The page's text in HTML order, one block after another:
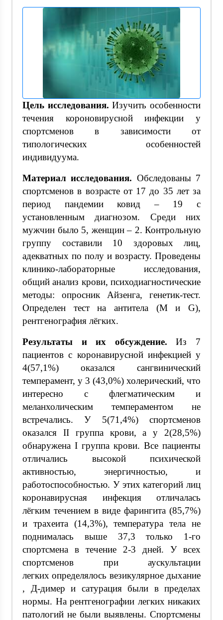
Цель исследования. Изучить особенности
течения короновирусной инфекции у
спортсменов в зависимости от
типологических особенностей
индивидуума.
Материал исследования. Обследованы 7
спортсменов в возрасте от 17 до 35 лет за
период пандемии ковид – 19 с
установленным диагнозом. Среди них
мужчин было 5, женщин – 2. Контрольную
группу составили 10 здоровых лиц,
адекватных по полу и возрасту. Проведены
клинико-лабораторные исследования,
общий анализ крови, психодиагностические
методы: опросник Айзенга, генетик-тест.
Определен тест на антитела (М и G),
рентгенография лёгких.
Результаты и их обсуждение. Из 7
пациентов с коронавирусной инфекцией у
4(57,1%) оказался сангвинический
темперамент, у 3 (43,0%) холерический, что
интересно с флегматическим и
меланхолическим темпераментом не
встречались. У 5(71,4%) спортсменов
оказался II группа крови, а у 2(28,5%)
обнаружена I группа крови. Все пациенты
отличались высокой психической
активностью, энергичностью, и
работоспособностью. У этих категорий лиц
коронавирусная инфекция отличалась
лёгким течением в виде фарингита (85,7%)
и трахеита (14,3%), температура тела не
поднималась выше 37,3 только 1-го
спортсмена в течение 2-3 дней. У всех
спортсменов при аускультации
легких определялось везикулярное дыхание
, Д-димер и сатурация были в пределах
нормы. На рентгенографии легких никаких
патологий не были выявлены. Спортсмены